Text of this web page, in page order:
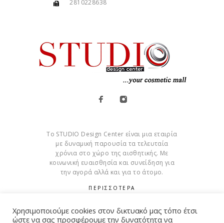
2810228638
Το STUDIO Design Center είναι μια εταιρία
με δυναμική παρουσία τα τελευταία
χρόνια στο χώρο της αισθητικής. Με
κοινωνική ευαισθησία και συνείδηση για
την αγορά αλλά και για το άτομο.
ΠΕΡΙΣΣΟΤΕΡΑ
Cookies
Χρησιμοποιούμε cookies στον δικτυακό μας τόπο έτσι
ώστε να σας προσφέρουμε την δυνατότητα να